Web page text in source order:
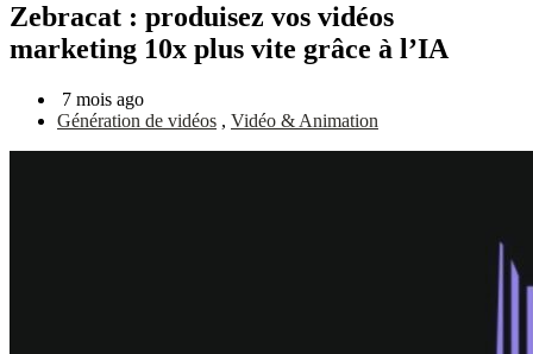
Zebracat : produisez vos vidéos
marketing 10x plus vite grâce à l’IA
7 mois ago
Génération de vidéos , Vidéo & Animation